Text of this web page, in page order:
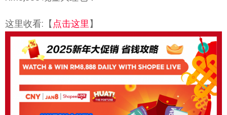
这里收看:【 点击这里 】